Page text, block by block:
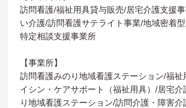
訪問看護/福祉用具貸与販売/居宅介護支援
い介護/訪問看護サテライト事業/地域密着
特定相談支援事業所
【事業所】
訪問看護みのり地域看護ステーション/福祉
イシン・ケアサポート（福祉用具）/居宅介
り地域看護ステーション/訪問介護・障害